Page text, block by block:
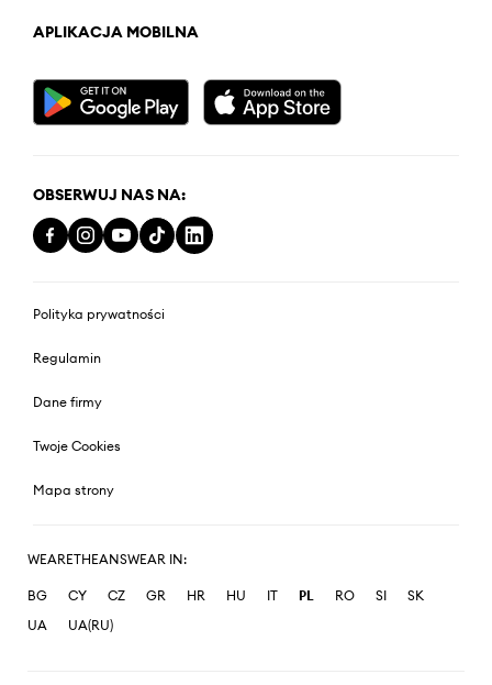
APLIKACJA MOBILNA
OBSERWUJ NAS NA:
Polityka prywatności
Regulamin
Dane firmy
Twoje Cookies
Mapa strony
WEARETHEANSWEAR IN:
BG CY CZ GR HR HU IT PL RO SI
SK
UA
UA(RU)